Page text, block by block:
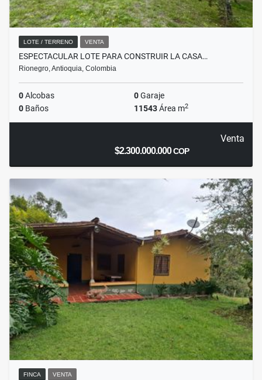
LOTE / TERRENO VENTA
ESPECTACULAR LOTE PARA CONSTRUIR LA CASA…
Rionegro, Antioquia, Colombia
0Alcobas 0Garaje
0 Baños 11543Área m2
Venta
$2.300.000.000COP
FINCA VENTA